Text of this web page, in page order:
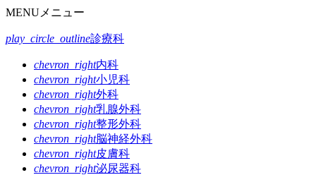
イ
稿
ナ
MENU メニュー
play_circle_outline診療科
chevron_right内科
chevron_right小児科
chevron_right外科
chevron_right乳腺外科
chevron_right整形外科
chevron_right脳神経外科
chevron_right皮膚科
chevron_right泌尿器科